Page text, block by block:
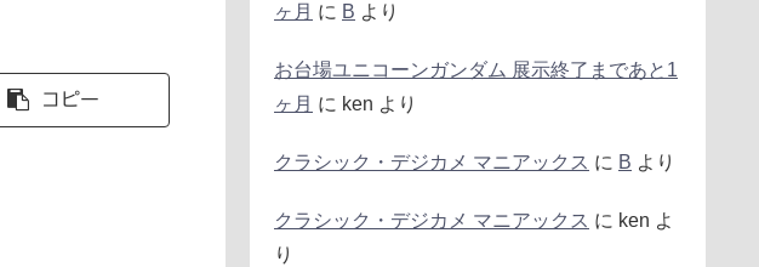
コピー
ヶ月 に B より
お台場ユニコーンガンダム 展示終了まであと1
ヶ月 に ken より
クラシック・デジカメ マニアックス に B より
クラシック・デジカメ マニアックス に ken よ
り